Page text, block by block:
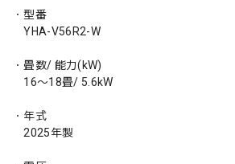
・型番
YHA-V56R2-W
・畳数/ 能力(kW)
16〜18畳/ 5.6kW
・年式
2025年製